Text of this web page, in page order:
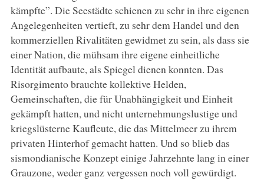
kämpfte”. Die Seestädte schienen zu sehr in ihre eigenen
Angelegenheiten vertieft, zu sehr dem Handel und den
kommerziellen Rivalitäten gewidmet zu sein, als dass sie
einer Nation, die mühsam ihre eigene einheitliche
Identität aufbaute, als Spiegel dienen konnten. Das
Risorgimento brauchte kollektive Helden,
Gemeinschaften, die für Unabhängigkeit und Einheit
gekämpft hatten, und nicht unternehmungslustige und
kriegslüsterne Kaufleute, die das Mittelmeer zu ihrem
privaten Hinterhof gemacht hatten. Und so blieb das
sismondianische Konzept einige Jahrzehnte lang in einer
Grauzone, weder ganz vergessen noch voll gewürdigt.